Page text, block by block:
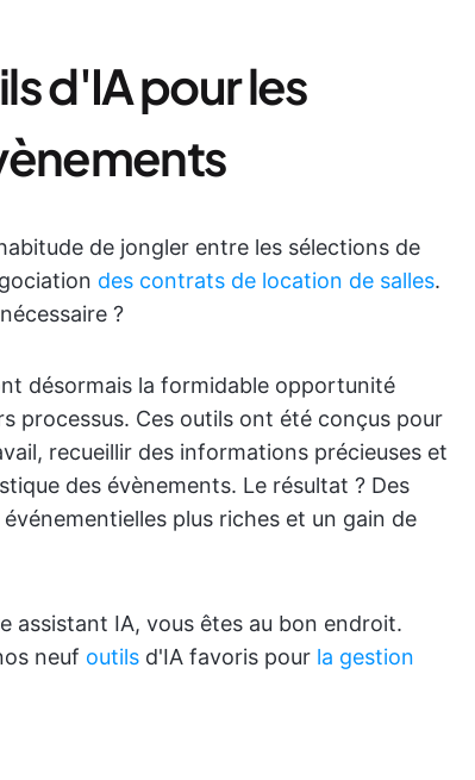
d'IA pour les
de jongler entre les sélections de
des contrats de location de salles.
?
désormais la formidable opportunité
processus. Ces outils ont été conçus pour
recueillir des informations précieuses et
des évènements. Le résultat ? Des
plus riches et un gain de
assistant IA, vous êtes au bon endroit.
neuf outils d'IA favoris pour la gestion